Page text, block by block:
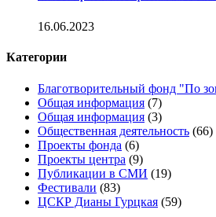
16.06.2023
Категории
Благотворительный фонд "По
Общая информация (7)
Общая информация (3)
Общественная деятельность (66)
Проекты фонда (6)
Проекты центра (9)
Публикации в СМИ (19)
Фестивали (83)
ЦСКР Дианы Гурцкая (59)